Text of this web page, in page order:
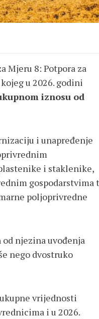
Mjeru 8: Potpora za
u 2026. godini
iznosu od
i unapređenje
i staklenike,
gospodarstvima
poljoprivredne
njezina uvođenja
nego dvostruko
vrijednosti
i u 2026.